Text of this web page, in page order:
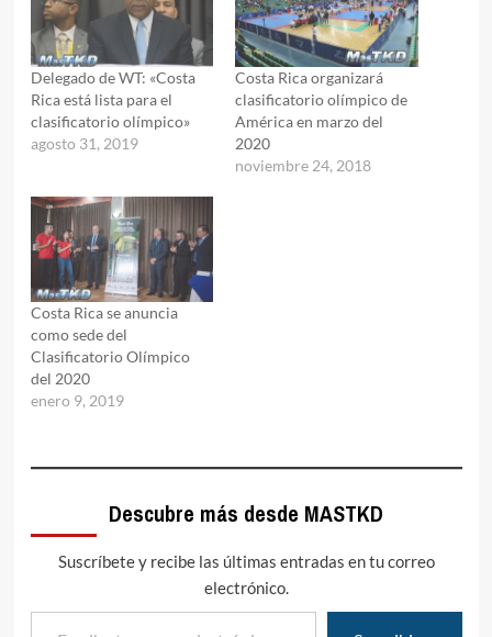
Delegado de WT: «Costa
Rica está lista para el
clasificatorio olímpico»
agosto 31, 2019
Costa Rica organizará
clasificatorio olímpico de
América en marzo del
2020
noviembre 24, 2018
Costa Rica se anuncia
como sede del
Clasificatorio Olímpico
del 2020
enero 9, 2019
Descubre más desde MASTKD
Suscríbete y recibe las últimas entradas en tu correo
electrónico.
Escribe tu correo electrónico…